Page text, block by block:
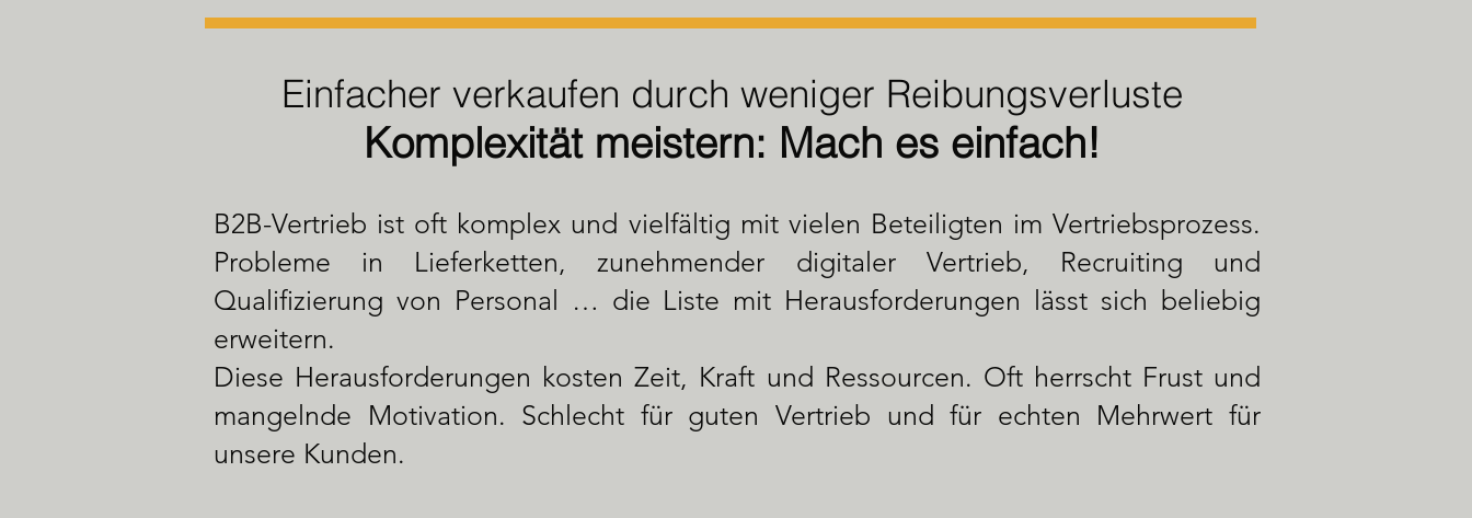
Einfacher verkaufen durch weniger Reibungsverluste
Komplexität meistern: Mach es einfach!
B2B-Vertrieb ist oft komplex und vielfältig mit vielen Beteiligten im Vertriebsprozess.
Probleme in Lieferketten, zunehmender digitaler Vertrieb, Recruiting und
Qualifizierung von Personal … die Liste mit Herausforderungen lässt sich beliebig
erweitern.
Diese Herausforderungen kosten Zeit, Kraft und Ressourcen. Oft herrscht Frust und
mangelnde Motivation. Schlecht für guten Vertrieb und für echten Mehrwert für
unsere Kunden.